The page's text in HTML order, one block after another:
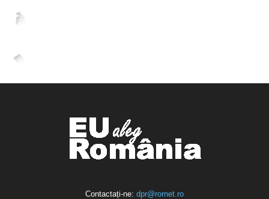
2,265
4,400
Contactați-ne: dpr@rornet.ro